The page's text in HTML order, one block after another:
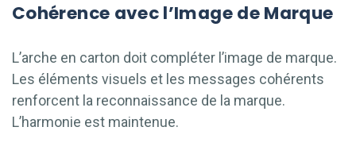
Cohérence avec l’Image de Marque
L’arche en carton doit compléter l’image de marque.
Les éléments visuels et les messages cohérents
renforcent la reconnaissance de la marque.
L’harmonie est maintenue.